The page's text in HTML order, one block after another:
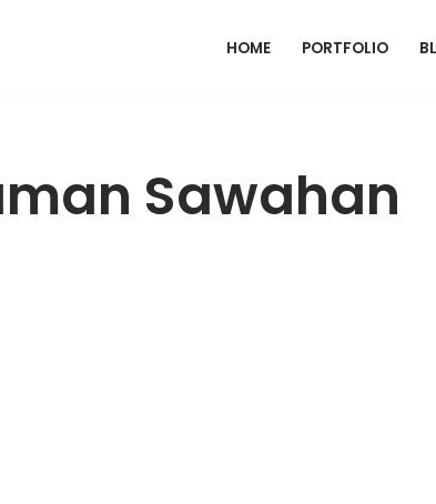
HOME PORTFOLIO
Sawahan